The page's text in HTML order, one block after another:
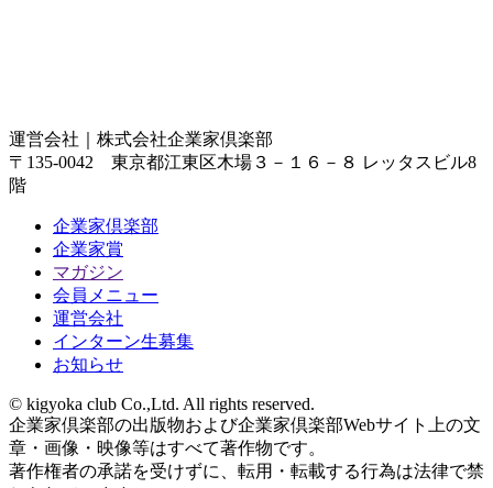
運営会社｜ 株式会社企業家倶楽部
〒135-0042 東京都江東区木場３－１６－８ レッタスビル8
階
企業家倶楽部
企業家賞
マガジン
会員メニュー
運営会社
インターン生募集
お知らせ
© kigyoka club Co.,Ltd. All rights reserved.
企業家倶楽部の出版物および企業家倶楽部Webサイト上の文
章・画像・映像等はすべて著作物です。
著作権者の承諾を受けずに、転用・転載する行為は法律で禁